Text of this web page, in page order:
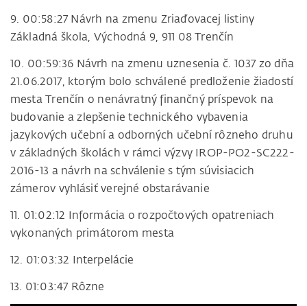
9. 00:58:27 Návrh na zmenu Zriaďovacej listiny
Základná škola, Východná 9, 911 08 Trenčín
10. 00:59:36 Návrh na zmenu uznesenia č. 1037 zo dňa
21.06.2017, ktorým bolo schválené predloženie žiadostí
mesta Trenčín o nenávratný finančný príspevok na
budovanie a zlepšenie technického vybavenia
jazykových učební a odborných učební rôzneho druhu
v základných školách v rámci výzvy IROP-PO2-SC222-
2016-13 a návrh na schválenie s tým súvisiacich
zámerov vyhlásiť verejné obstarávanie
11. 01:02:12 Informácia o rozpočtových opatreniach
vykonaných primátorom mesta
12. 01:03:32 Interpelácie
13. 01:03:47 Rôzne